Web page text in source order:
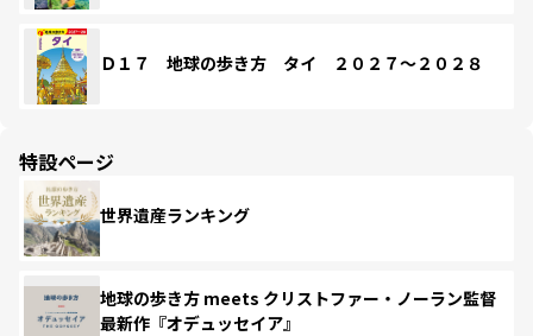
Ｄ１７ 地球の歩き方 タイ ２０２７～２０２８
特設ページ
世界遺産ランキング
地球の歩き方 meets クリストファー・ノーラン監督
最新作『オデュッセイア』